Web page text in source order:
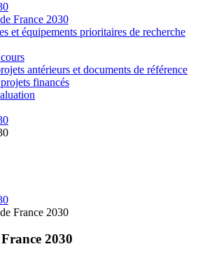
France 2030
et équipements prioritaires de recherche
antérieurs et documents de référence
financés
France 2030
2030